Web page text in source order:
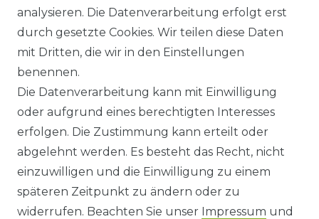
KONTAKT
ANFAHRT
WIDERRUFS­FORMULAR
HINWEISE ZUR BATTERIEENTSORGUNG
IMPRESSUM
analysieren. Die Datenverarbeitung erfolgt erst
durch gesetzte Cookies. Wir teilen diese Daten
mit Dritten, die wir in den Einstellungen
benennen.
Die Datenverarbeitung kann mit Einwilligung
oder aufgrund eines berechtigten Interesses
erfolgen. Die Zustimmung kann erteilt oder
abgelehnt werden. Es besteht das Recht, nicht
einzuwilligen und die Einwilligung zu einem
späteren Zeitpunkt zu ändern oder zu
widerrufen. Beachten Sie unser Impressum und